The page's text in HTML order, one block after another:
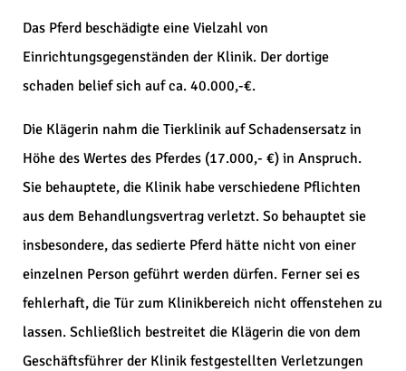
Das Pferd beschädigte eine Vielzahl von
Einrichtungsgegenständen der Klinik. Der dortige
schaden belief sich auf ca. 40.000,-€.
Die Klägerin nahm die Tierklinik auf Schadensersatz in
Höhe des Wertes des Pferdes (17.000,- €) in Anspruch.
Sie behauptete, die Klinik habe verschiedene Pflichten
aus dem Behandlungsvertrag verletzt. So behauptet sie
insbesondere, das sedierte Pferd hätte nicht von einer
einzelnen Person geführt werden dürfen. Ferner sei es
fehlerhaft, die Tür zum Klinikbereich nicht offenstehen zu
lassen. Schließlich bestreitet die Klägerin die von dem
Geschäftsführer der Klinik festgestellten Verletzungen